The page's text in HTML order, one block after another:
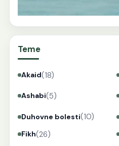
Teme
Akaid(18)
Ashabi(5)
Duhovne bolesti(10)
Fikh(26)